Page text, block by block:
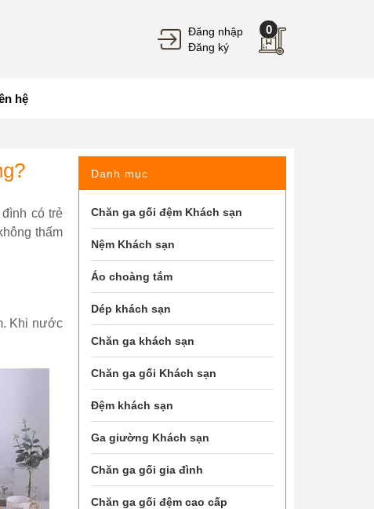
Đăng nhập
Đăng ký
0
hệ
có trẻ
thấm
Khi nước
Danh mục
Chăn ga gối đệm Khách sạn
Nệm Khách sạn
Áo choàng tắm
Dép khách sạn
Chăn ga khách sạn
Chăn ga gối Khách sạn
Đệm khách sạn
Ga giường Khách sạn
Chăn ga gối gia đình
Chăn ga gối đệm cao cấp